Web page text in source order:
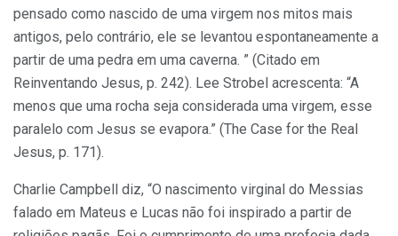
pensado como nascido de uma virgem nos mitos mais
antigos, pelo contrário, ele se levantou espontaneamente a
partir de uma pedra em uma caverna. ” (Citado em
Reinventando Jesus, p. 242). Lee Strobel acrescenta: “A
menos que uma rocha seja considerada uma virgem, esse
paralelo com Jesus se evapora.” (The Case for the Real
Jesus, p. 171).
Charlie Campbell diz, “O nascimento virginal do Messias
falado em Mateus e Lucas não foi inspirado a partir de